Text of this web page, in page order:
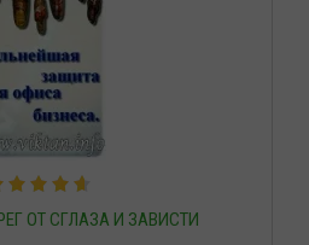
ОТ СГЛАЗА И ЗАВИСТИ